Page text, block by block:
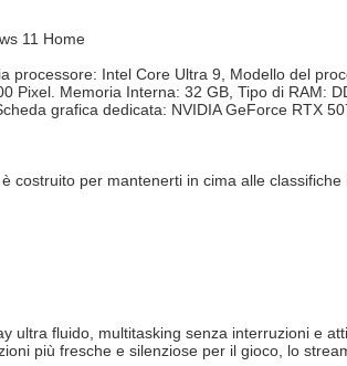
11 Home
Intel Core Ultra 9, Modello del
Pixel. Memoria Interna: 32 GB, Tipo di RAM:
grafica dedicata: NVIDIA GeForce RTX
costruito per mantenerti in cima alle
fluido, multitasking senza interruzioni e
più fresche e silenziose per il gioco, lo